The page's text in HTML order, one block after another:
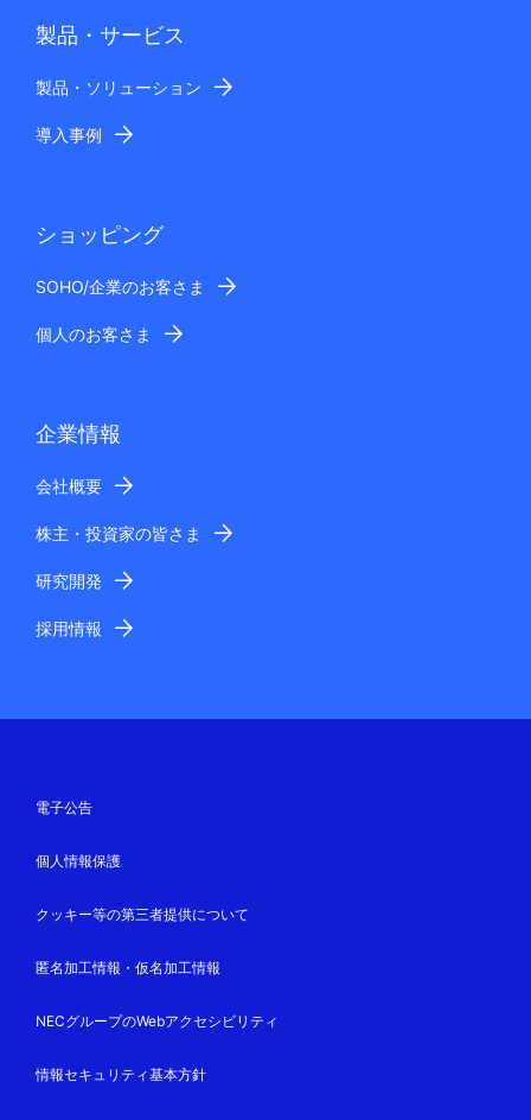
製品・サービス
製品・ソリューション
導入事例
ショッピング
SOHO/企業のお客さま
個人のお客さま
企業情報
会社概要
株主・投資家の皆さま
研究開発
採用情報
電子公告
個人情報保護
クッキー等の第三者提供について
匿名加工情報・仮名加工情報
NECグループのWebアクセシビリティ
情報セキュリティ基本方針